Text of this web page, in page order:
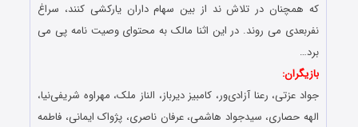
که همچنان در تلاش ند از بین سهام داران یارکشی کنند، سراغ
نفربعدی می روند. در این اثنا مالک به محتوای وصیت نامه پی می
برد…
بازیگران:
جواد عزتی، رعنا آزادی‌ور، کامبیز دیرباز، الناز ملک، مهراوه شریفی‌نیا،
الهه حصاری، سیدجواد هاشمی، عرفان ناصری، پژواک ایمانی، فاطمه